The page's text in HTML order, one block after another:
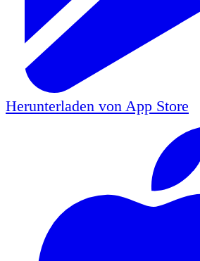
Herunterladen von App Store